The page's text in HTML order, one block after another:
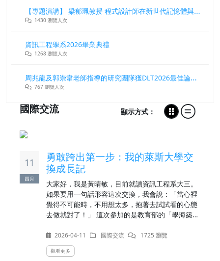
【專題演講】 梁郁珮教授 程式設計師在新世代記憶體與儲存系統中的角色與挑戰
1430 瀏覽人次
資訊工程學系2026畢業典禮
1268 瀏覽人次
周兆龍及郭崇韋老師指導的研究團隊獲DLT2026最佳論文獎
767 瀏覽人次
國際交流 顯示方式：
11
四月
勇敢跨出第一步：我的萊斯大學交
換成長記
大家好，我是黃晴敏，目前就讀資訊工程系大三。
如果要用一句話形容這次交換，我會說：「當心裡
覺得不可能時，不用想太多，抱著去試試看的心態
去做就對了！」 這次參加的是教育部的「學海築
整個計畫總共有20位學生－10位來自台灣，10位來
自日本，大家分別來自不同學校與科系背景。我們
一起前往美國的萊斯大學 Rice University，進行為
2026-04-11 國際交流 1725 瀏覽
觀看更多